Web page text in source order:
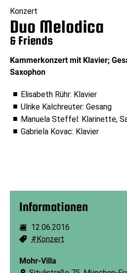
Konzert
Duo Melodica
& Friends
Kammerkonzert mit Klavier;
Saxophon
Elisabeth Rühr: Klavier
Ulrike Kalchreuter: Gesang
Manuela Steffel: Klarinette,
Gabriela Kovac: Klavier
Informationen
Dauer:
12.06.2016
Schlagworte:
#Konzert
Mohr-Villa